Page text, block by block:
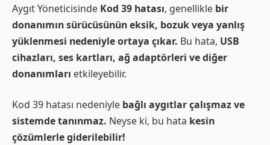
Aygıt Yöneticisinde Kod 39 hatası, genellikle bir
donanımın sürücüsünün eksik, bozuk veya yanlış
yüklenmesi nedeniyle ortaya çıkar. Bu hata, USB
cihazları, ses kartları, ağ adaptörleri ve diğer
donanımları etkileyebilir.
Kod 39 hatası nedeniyle bağlı aygıtlar çalışmaz ve
sistemde tanınmaz. Neyse ki, bu hata kesin
çözümlerle giderilebilir!